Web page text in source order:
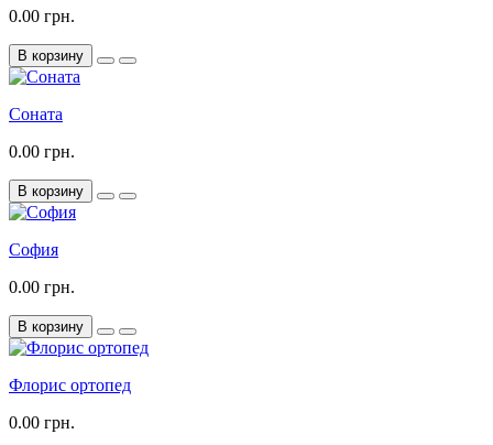
0.00 грн.
В корзину
Соната
0.00 грн.
В корзину
София
0.00 грн.
В корзину
Флорис ортопед
0.00 грн.